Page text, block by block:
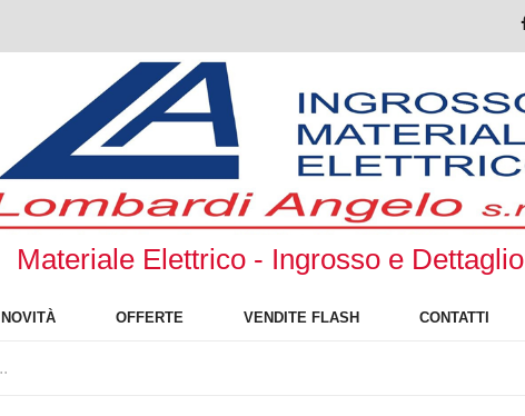
Materiale Elettrico - Ingrosso e Dettaglio
NOVITÀ OFFERTE VENDITE FLASH CONTATTI